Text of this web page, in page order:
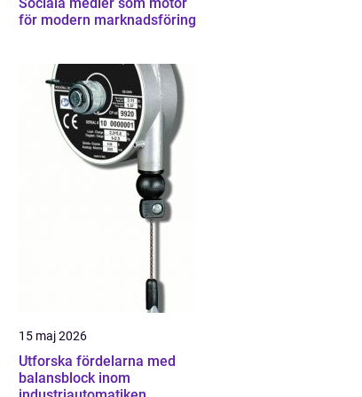
för modern marknadsföring
15 maj 2026
Utforska fördelarna med
balansblock inom